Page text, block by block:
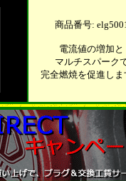
商品番号:
電流値の増加と
マルチスパーク
完全燃焼を促進しま